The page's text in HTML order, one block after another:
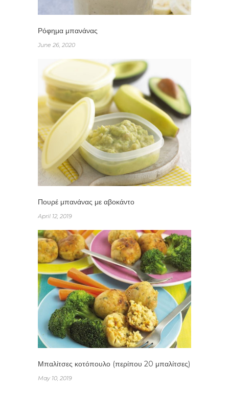
Ρόφημα μπανάνας
June 26, 2020
Πουρέ μπανάνας με αβοκάντο
April 12, 2019
Μπαλίτσες κοτόπουλο (περίπου 20 μπαλίτσες)
May 10, 2019